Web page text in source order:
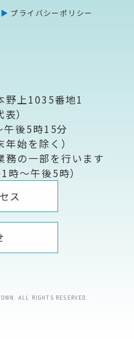
プライバシーポリシー
野上1035番地1
）
午後5時15分
始を除く）
務の一部を行います
時～午後5時）
ス
ALL RIGHTS RESERVED.